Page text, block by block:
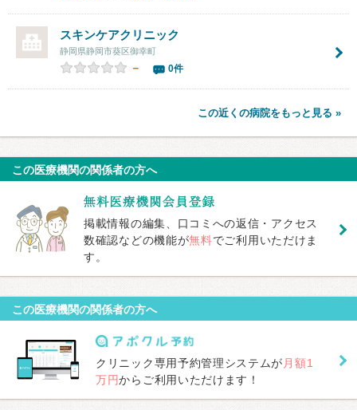
スキンケアクリニック
静岡県静岡市葵区御幸町
－ 0件
この近くの病院をもっと見る »
この医療機関の関係者の方へ
掲載情報の編集、口コミへの返信・アクセス
数確認などの機能が無料でご利用いただけま
す。
この医療機関の関係者の方へ
クリニック専用予約管理システムが 月額1
万円からご利用いただけます！